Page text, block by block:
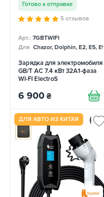
Готово к отправке
5 отзывов
Арт.: 7GBTWIFI
Для Chazor, Dolphin, E2, E5,
Зарядка для электромобиля
GB/T AC 7.4 кВт 32A1-фаза
WI-FI ElectroS
6 900 ₴
ДЛЯ АВТО ИЗ КИТАЯ